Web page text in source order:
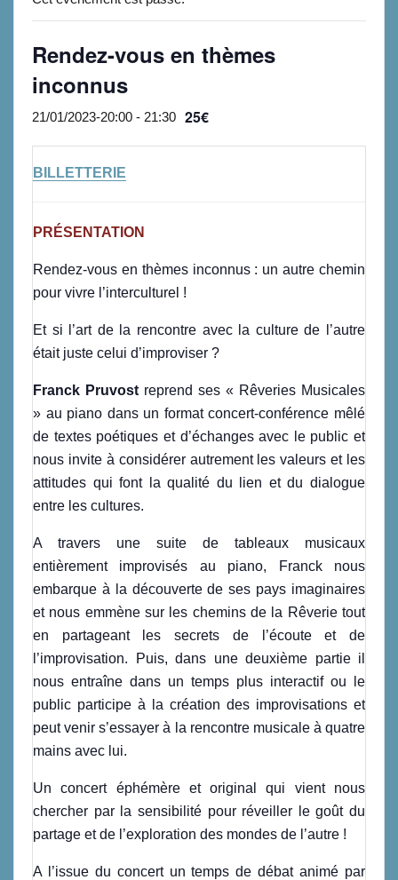
Rendez-vous en thèmes
inconnus
21/01/2023-20:00 - 21:30 25€
BILLETTERIE
PRÉSENTATION
Rendez-vous en thèmes inconnus : un autre chemin
pour vivre l’interculturel !
Et si l’art de la rencontre avec la culture de l’autre
était juste celui d’improviser ?
Franck Pruvost reprend ses « Rêveries Musicales
» au piano dans un format concert-conférence mêlé
de textes poétiques et d’échanges avec le public et
nous invite à considérer autrement les valeurs et les
attitudes qui font la qualité du lien et du dialogue
entre les cultures.
A travers une suite de tableaux musicaux
entièrement improvisés au piano, Franck nous
embarque à la découverte de ses pays imaginaires
et nous emmène sur les chemins de la Rêverie tout
en partageant les secrets de l’écoute et de
l’improvisation. Puis, dans une deuxième partie il
nous entraîne dans un temps plus interactif ou le
public participe à la création des improvisations et
peut venir s’essayer à la rencontre musicale à quatre
mains avec lui.
Un concert éphémère et original qui vient nous
chercher par la sensibilité pour réveiller le goût du
partage et de l’exploration des mondes de l’autre !
A l’issue du concert un temps de débat animé par